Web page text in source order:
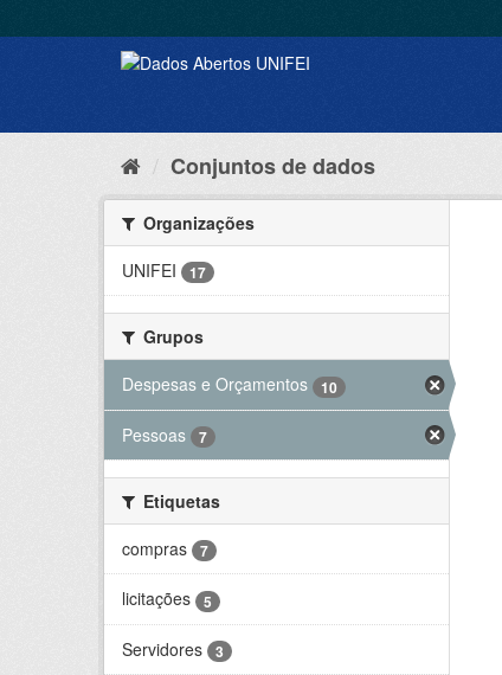
Conjuntos de dados
Organizações
UNIFEI
17
Grupos
Despesas e Orçamentos
10
Pessoas 7
Etiquetas
compras
7
licitações 5
Servidores 3